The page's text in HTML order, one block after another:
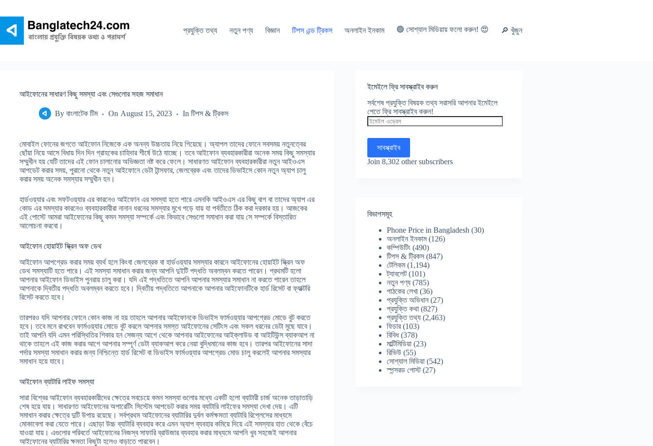
প্রযুক্তি তথ্য
নতুন পণ্য বিজ্ঞান টিপস এন্ড ট্রিকস অনলাইন ইনকাম 🟢 সোশ্যাল মিডিয়ায় ফলো করুন! 😍 🔎 খুঁজুন
আইফোনের সাধারণ কিছু সমস্যা এবং সেগুলোর সহজ সমাধান
By বাংলাটেক টিম On August 15, 2023 In টিপস & ট্রিকস
মোবাইল ফোনের জগতে আইফোন নিজেকে এক অনন্য উচ্চতায় নিয়ে গিয়েছে। অ্যাপল তাদের ফোনে সবসময় নতুনত্বের
ছোঁয়া নিয়ে আসে বিধায় দিন দিন গ্রাহকের চাহিদার শীর্ষে উঠে যাচ্ছে। তবে আইফোন ব্যবহারকারীরা অনেক সময় কিছু সমস্যার
সম্মুখীন হয় যেটি তাদের এই ফোন চালানোর অভিজ্ঞতা নষ্ট করে ফেলে। সাধারণত আইফোন ব্যবহারকারীরা নতুন আইওএস
আপডেট করার সময়, পুরানো থেকে নতুন আইফোনে ডেটা টান্সফার, জেলব্রেক এবং তাদের ডিভাইসে কোন নতুন অ্যাপ চালু
করার সময় অনেক সমস্যার সম্মুখীন হন।
হার্ডওয়্যার এবং সফটওয়্যার এর কারনেও আইফোন এর সমস্যা হতে পারে এমনকি আইওএস এর কিছু বাগ বা তাদের অ্যাপ এর
কোড এর সমস্যার কারনেও ব্যবহারকারীরা নানান ধরনের সমস্যার মুখে পড়ে যায় যা পর্বতীতে ঠিক করা দরকার হয়। আজকের
এই পোস্টে আমরা আইফোনের কিছু কমন সমস্যা সম্পর্কে এবং কিভাবে সেগুলো সমাধান করা যায় সে সম্পর্কে বিস্তারিত
আলোচনা করবো।
আইফোন হোয়াইট স্ক্রিন অফ ডেথ
আইফোন আপগ্রেড করার সময় ব্যর্থ হলে কিংবা জেলব্রেক বা হার্ডওয়্যার সমস্যার কারনে আইফোনের হোয়াইট স্ক্রিন অফ
ডেথ সমস্যাটি হতে পারে। এই সমস্যা সমাধান করার জন্য আপনি দুইটি পদ্ধতি অবলম্বন করতে পারেন। প্রথমটি হলো
আপনার আইফোন ডিভাইস পুনরায় চালু করা। যদি এই পদ্ধতিতে আপনি আপনার সমস্যার সমাধান না করতে পারেন তাহলে
আপনাকে দ্বিতীয় পদ্ধতি অবলম্বন করতে হবে। দ্বিতীয় পদ্ধতিতে আপনাকে আপনার আইফোনটিকে হার্ড রিসেট বা ফ্যাক্টরি
রিসেট করতে হবে।
তারপরও যদি আপনার ফোনে কোন কাজ না হয় তাহলে আপনার আইফোনকে ডিভাইস ফার্মওয়্যার আপগ্রেড মোডে বুট করতে
হবে। তবে মনে রাখবেন ফার্মওয়্যার মোডে বুট করলে আপনার সমস্ত আইফোনের সেটিংস এবং সকল ধরনের ডেটা মুছে যাবে।
তাই আপনি যদি এমন পরিস্থিতির শিকার হন সেজন্য আগে থেকে আপনার আইফোনের আইক্লাউড বা আইটিউন্স ব্যাকআপ না
থাকে তাহলে এই কাজ করার আগে আপনার সম্পূর্ণ ডেটা ব্যাকআপ করে নেয়া বুদ্ধিমানের কাজ হবে। তারপর আইফোনের সাদা
পর্দার সমস্যা সমাধান করার জন্য নিশ্চিন্তে হার্ড রিসেট বা ডিভাইস ফার্মওয়্যার আপগ্রেড মোড চালু করলেই আপনার সমস্যার
সমাধান হয়ে যাবে।
আইফোন ব্যাটারি লাইফ সমস্যা
সারা বিশ্বের আইফোন ব্যবহারকারীদের ক্ষেত্রে সবচেয়ে কমন সমস্যা গুলোর মধ্যে একটি হলো ব্যাটারী চার্জ অনেক তাড়াতাড়ি
শেষ হয়ে যায়। সাধারণত আইফোনের অপারেটিং সিস্টেম আপডেট করার সময় ব্যাটারি লাইফের সমস্যা দেখা দেয়। এটি
সমাধান করার ক্ষেত্রে দুটি উপায় রয়েছে। সর্বপ্রথম আইফোনের ব্যাটারির দুর্বল কর্মক্ষমতা ব্যাটারি রিপ্লেসের মাধ্যমে
মোকাবেলা করা যেতে পারে। এছাড়া উচ্চ ব্যাটারি ব্যবহার করে এমন অ্যাপ ব্যবহার কমিয়ে দিয়ে এই সমস্যার হাত থেকে বেঁচে
যাওয়া যায়। এগুলোর পরিবর্তে আইফোনের নিজস্ব সাফারি ব্রাউজার ব্যবহার করার মাধ্যমে আপনি খুব সহজেই আপনার
আইফোনের ব্যাটারির ক্ষমতা কিছুটা হলেও বাড়াতে পারবেন।
ইমেইলে ফ্রি সাবস্ক্রাইব করুন
সর্বশেষ প্রযুক্তি বিষয়ক তথ্য সরাসরি আপনার ইমেইলে
পেতে ফ্রি সাবস্ক্রাইব করুন!
ইমেইল
এড্রেস
সাবস্ক্রাইব
Join 8,302 other subscribers
বিভাগসমূহ
Phone Price in Bangladesh (30)
অনলাইন ইনকাম(126)
কম্পিউটিং (490)
টিপস & ট্রিকস (847)
টেলিকম(1,194)
ট্যাবলেট(101)
নতুন পণ্য (785)
পাঠকের লেখা (36)
প্রযুক্তি অভিধান (27)
প্রযুক্তি কথা (827)
প্রযুক্তি তথ্য (2,463)
ফিচার(103)
বিবিধ(378)
মাল্টিমিডিয়া (23)
রিভিউ (55)
সোশ্যাল মিডিয়া (542)
স্পন্সরড পোস্ট(27)